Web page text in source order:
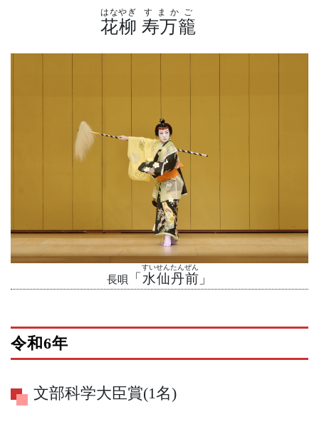
花柳
はなやぎ
寿万籠
すまかご
長唄 「 水仙丹前
すいせんたんぜん
」
令和6年
文部科学大臣賞(1名)